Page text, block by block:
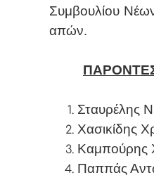
Συμβουλίου
απών.
Σταυρέλης
Χασικίδης
Καμπούρης
Παππάς